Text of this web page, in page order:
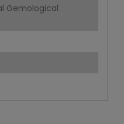
Gemological